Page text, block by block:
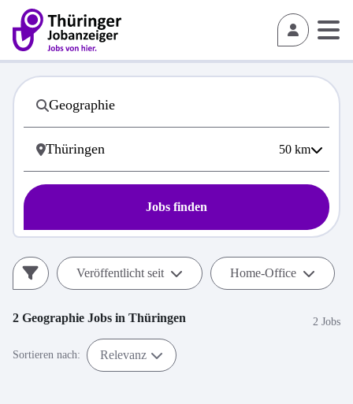
50 km
Jobs finden
Veröffentlicht seit Home-Office
2 Geographie Jobs in Thüringen 2 Jobs
Sortieren nach: Relevanz